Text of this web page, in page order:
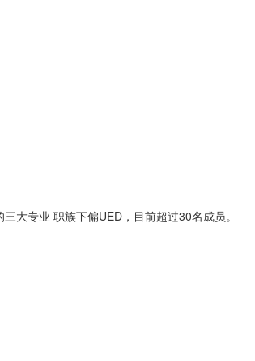
大专业 职族下偏UED，目前超过30名成员。